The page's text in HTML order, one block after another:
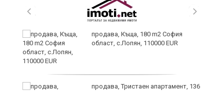
продава, Къща, 180 m2 София
област, с.Лопян, 110000 EUR
продава, Тристаен апартамент, 136